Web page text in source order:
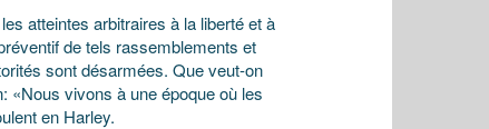
atteintes arbitraires à la liberté et à
de tels rassemblements et
sont désarmées. Que veut-on
«Nous vivons à une époque où les
en Harley.